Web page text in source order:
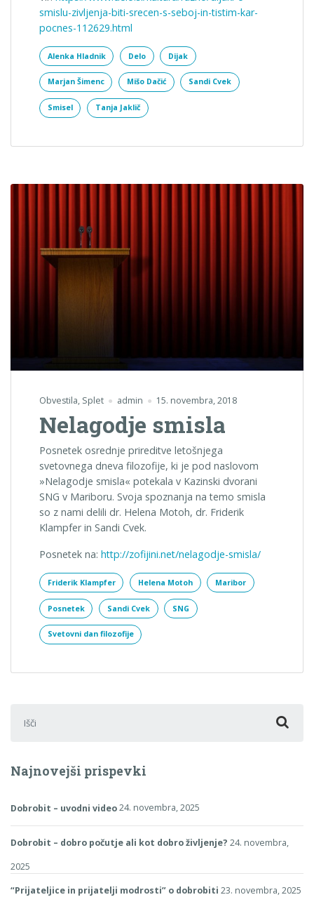
smislu-zivljenja-biti-srecen-s-seboj-in-tistim-kar-
pocnes-112629.html
Alenka Hladnik Delo Dijak
Marjan Šimenc Mišo Dačić Sandi Cvek
Smisel Tanja Jaklič
Obvestila, Splet admin 15. novembra, 2018
Nelagodje smisla
Posnetek osrednje prireditve letošnjega
svetovnega dneva filozofije, ki je pod naslovom
»Nelagodje smisla« potekala v Kazinski dvorani
SNG v Mariboru. Svoja spoznanja na temo smisla
so z nami delili dr. Helena Motoh, dr. Friderik
Klampfer in Sandi Cvek.
Posnetek na: http://zofijini.net/nelagodje-smisla/
Friderik Klampfer Helena Motoh Maribor
Posnetek Sandi Cvek SNG
Svetovni dan filozofije
Najnovejši prispevki
Dobrobit – uvodni video24. novembra, 2025
Dobrobit – dobro počutje ali kot dobro življenje? 24. novembra,
2025
“Prijateljice in prijatelji modrosti” o dobrobiti 23. novembra, 2025